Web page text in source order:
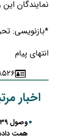
نمایندگان
*بازنویسی:
انتهای پیام
اخبار
همت